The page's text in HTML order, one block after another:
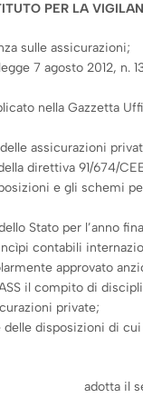
PER LA
sulle assicurazioni;
7 agosto 2012,
nella Gazzetta
assicurazioni
direttiva 91/674/
e gli schemi
Stato per l’anno
contabili
approvato
il compito di
private;
delle disposizioni di
adotta il